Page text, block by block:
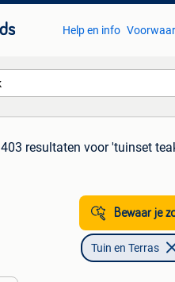
Help en info
403 resultaten voor 'tuinset
Bewaar je
Tuin en Terras